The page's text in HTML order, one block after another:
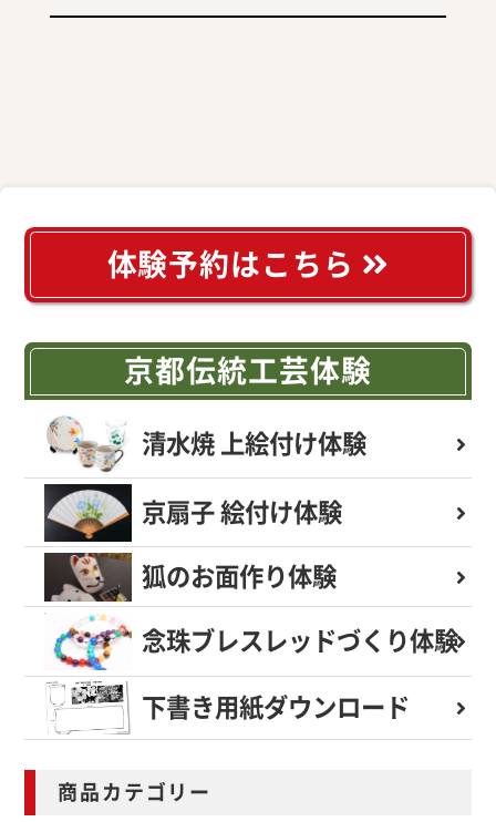
体験予約はこちら
京都伝統工芸体験
清水焼 上絵付け体験
京扇子 絵付け体験
狐のお面作り体験
念珠ブレスレッドづくり体験
下書き用紙ダウンロード
商品カテゴリー